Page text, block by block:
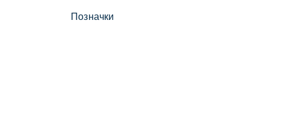
Позначки